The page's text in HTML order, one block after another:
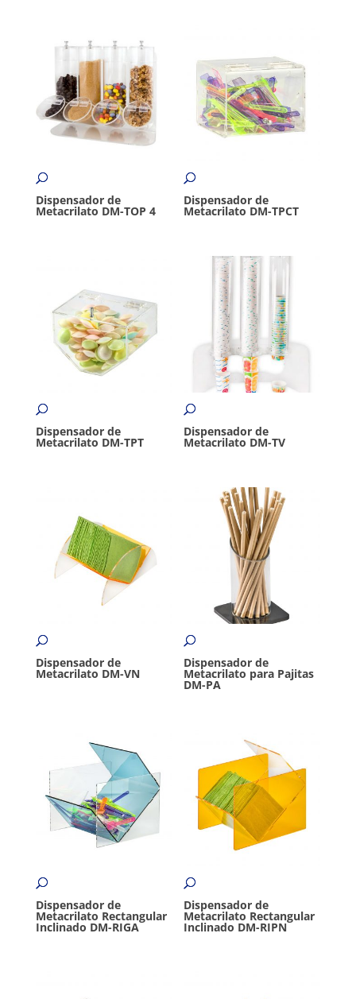
Dispensador de
Metacrilato DM-TOP 4
Dispensador de
Metacrilato DM-TPCT
Dispensador de
Metacrilato DM-TPT
Dispensador de
Metacrilato DM-TV
Dispensador de
Metacrilato DM-VN
Dispensador de
Metacrilato para Pajitas
DM-PA
Dispensador de
Metacrilato Rectangular
Inclinado DM-RIGA
Dispensador de
Metacrilato Rectangular
Inclinado DM-RIPN